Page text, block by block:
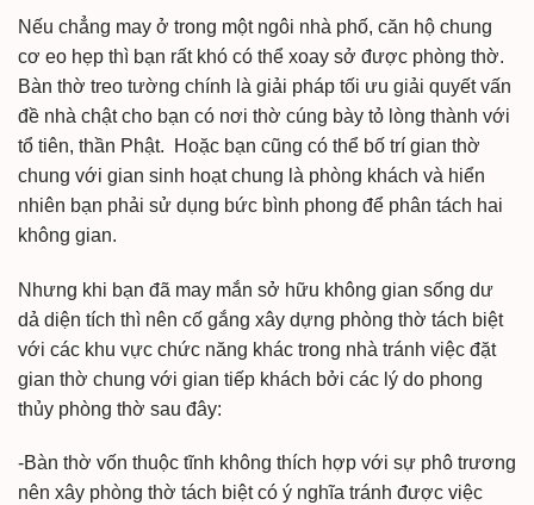
Nếu chẳng may ở trong một ngôi nhà phố, căn hộ chung
cơ eo hẹp thì bạn rất khó có thể xoay sở được phòng thờ.
Bàn thờ treo tường chính là giải pháp tối ưu giải quyết vấn
đề nhà chật cho bạn có nơi thờ cúng bày tỏ lòng thành với
tổ tiên, thần Phật. Hoặc bạn cũng có thể bố trí gian thờ
chung với gian sinh hoạt chung là phòng khách và hiển
nhiên bạn phải sử dụng bức bình phong để phân tách hai
không gian.
Nhưng khi bạn đã may mắn sở hữu không gian sống dư
dả diện tích thì nên cố gắng xây dựng phòng thờ tách biệt
với các khu vực chức năng khác trong nhà tránh việc đặt
gian thờ chung với gian tiếp khách bởi các lý do phong
thủy phòng thờ sau đây:
-Bàn thờ vốn thuộc tĩnh không thích hợp với sự phô trương
nên xây phòng thờ tách biệt có ý nghĩa tránh được việc